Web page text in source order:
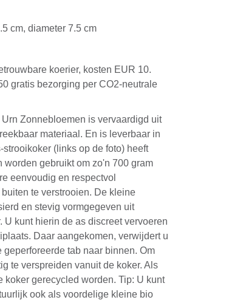
cm, diameter 7.5 cm
koerier, kosten EUR 10.
gratis bezorging per CO2-neutrale
Zonnebloemen is vervaardigd uit
materiaal. En is leverbaar in
(links op de foto) heeft
worden gebruikt om zo'n 700 gram
eenvoudig en respectvol
te verstrooien. De kleine
en stevig vormgegeven uit
U kunt hierin de as discreet vervoeren
Daar aangekomen, verwijdert u
geperforeerde tab naar binnen. Om
te verspreiden vanuit de koker. Als
koker gerecycled worden. Tip: U kunt
ook als voordelige kleine bio